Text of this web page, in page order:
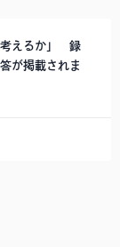
考えるか」 録
が掲載されま